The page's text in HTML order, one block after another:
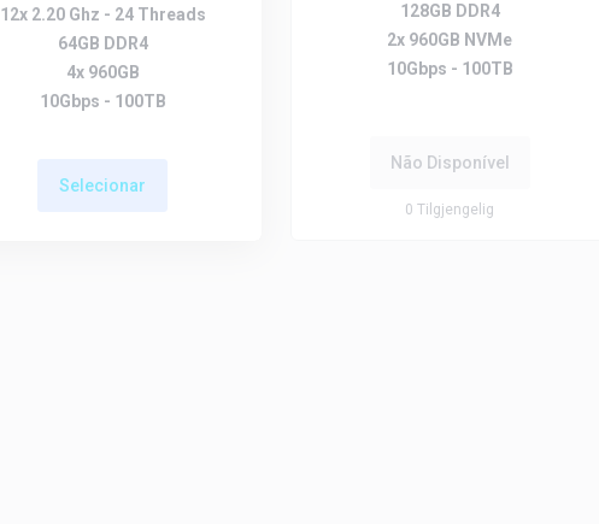
12x 2.20 Ghz - 24 Threads
64GB DDR4
4x 960GB
10Gbps - 100TB
Selecionar
128GB DDR4
2x 960GB NVMe
10Gbps - 100TB
Não Disponível
0 Tilgjengelig